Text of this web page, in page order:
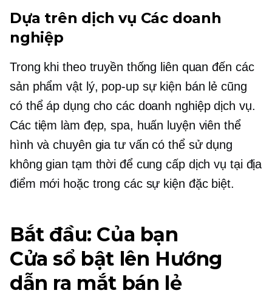
Dựa trên dịch vụ Các doanh
nghiệp
Trong khi theo truyền thống liên quan đến các
sản phẩm vật lý, pop-upsự kiện bán lẻ cũng
có thể áp dụng cho các doanh nghiệp dịch vụ.
Các tiệm làm đẹp, spa, huấn luyện viên thể
hình và chuyên gia tư vấn có thể sử dụng
không gian tạm thời để cung cấp dịch vụ tại địa
điểm mới hoặc trong các sự kiện đặc biệt.
Bắt đầu: Của bạn
Cửa sổ bật lên Hướng
dẫn ra mắt bán lẻ